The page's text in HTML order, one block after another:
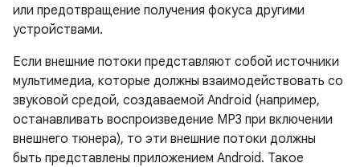
или предотвращение получения фокуса другими
устройствами.
Если внешние потоки представляют собой источники
мультимедиа, которые должны взаимодействовать со
звуковой средой, создаваемой Android (например,
останавливать воспроизведение MP3 при включении
внешнего тюнера), то эти внешние потоки должны
быть представлены приложением Android. Такое